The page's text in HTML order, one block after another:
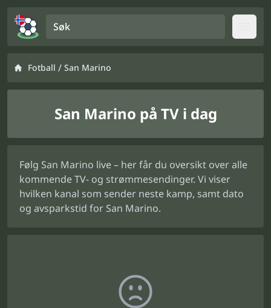
Fotball / San Marino
San Marino på TV i dag
Følg San Marino live – her får du oversikt over alle
kommende TV- og strømmesendinger. Vi viser
hvilken kanal som sender neste kamp, samt dato
og avsparkstid for San Marino.